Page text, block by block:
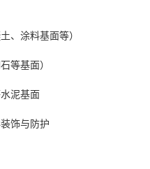
、涂料基面等）
等基面）
泥基面
饰与防护